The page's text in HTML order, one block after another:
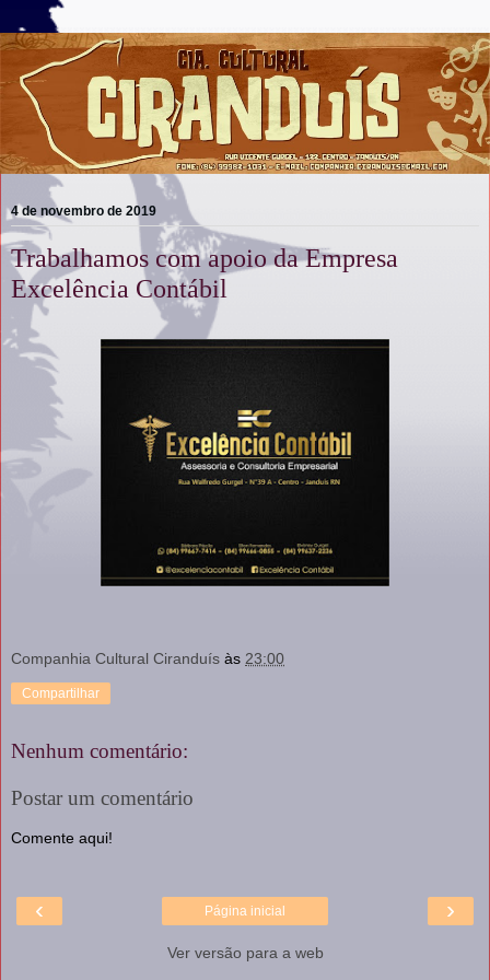
4 de novembro de 2019
Trabalhamos com apoio da Empresa
Excelência Contábil
Companhia Cultural Ciranduís às 23:00
Compartilhar
Nenhum comentário:
Postar um comentário
Comente aqui!
‹ ›
Página inicial
Ver versão para a web